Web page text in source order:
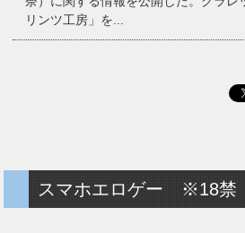
リンツ工房」を...
スマホエロゲー ※18禁